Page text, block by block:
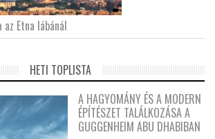
Etna lábánál
HETI TOPLISTA
A HAGYOMÁNY ÉS A MODERN
ÉPÍTÉSZET TALÁLKOZÁSA A
GUGGENHEIM ABU DHABIBAN